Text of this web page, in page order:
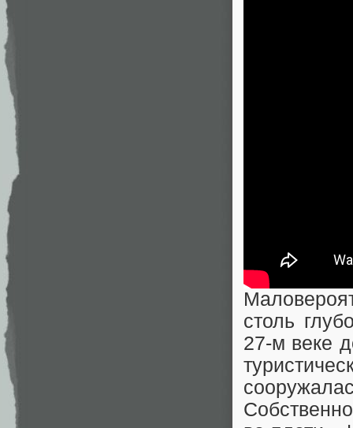
столь
27-м веке